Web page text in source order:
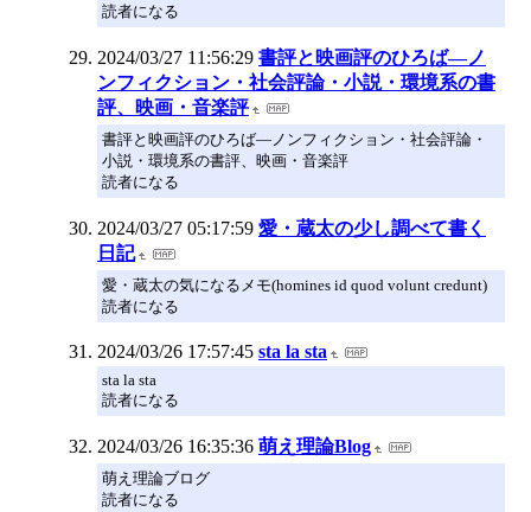
読者になる
2024/03/27 11:56:29 書評と映画評のひろば―ノ
ンフィクション・社会評論・小説・環境系の書
評、映画・音楽評
書評と映画評のひろば―ノンフィクション・社会評論・
小説・環境系の書評、映画・音楽評
読者になる
2024/03/27 05:17:59 愛・蔵太の少し調べて書く
日記
愛・蔵太の気になるメモ(homines id quod volunt credunt)
読者になる
2024/03/26 17:57:45 sta la sta
sta la sta
読者になる
2024/03/26 16:35:36 萌え理論Blog
萌え理論ブログ
読者になる